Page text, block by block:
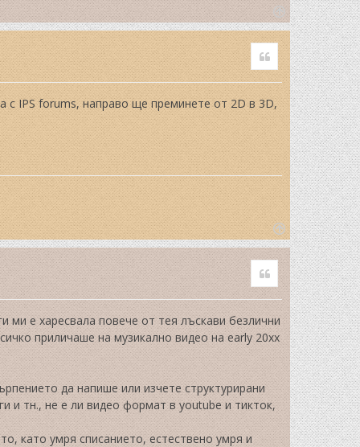
T
o
p
Quote
IPS forums, направо ще преминете от 2D в 3D,
T
o
p
Quote
ми е харесвала повече от тея лъскави безлични
приличаше на музикално видео на early 20xx
да напише или изчете структурирани
и тн., не е ли видео формат в youtube и тикток,
като умря списанието, естествено умря и